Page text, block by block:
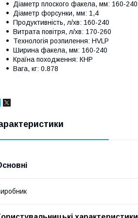
Діаметр плоского факела, мм: 160-240
Діаметр форсунки, мм: 1,4
Продуктивність, л/хв: 160-240
Витрата повітря, л/хв: 170-260
Технологія розпилення: HVLP
Ширина факела, мм: 160-240
Країна походження: КНР
Вага, кг: 0.878